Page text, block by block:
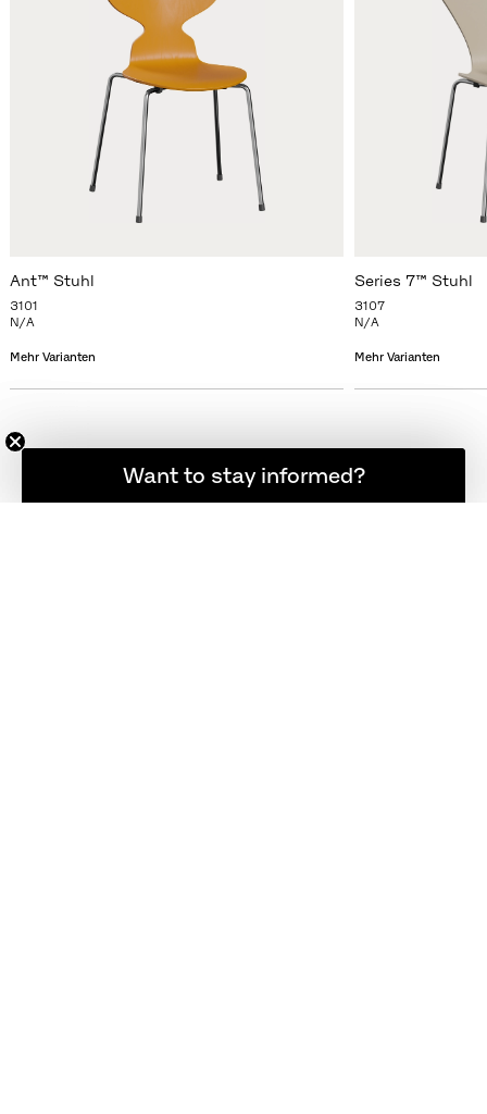
Ant™ Stuhl
3101
N/A
Mehr Varianten
Series 7™ Stuhl
3107
N/A
Mehr Varianten
Möchten Sie informiert bleiben?
Want to stay informed?